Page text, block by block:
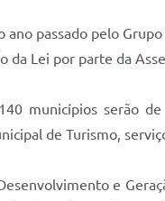
passado pelo
da Lei por parte da
municípios serão
de Turismo,
e